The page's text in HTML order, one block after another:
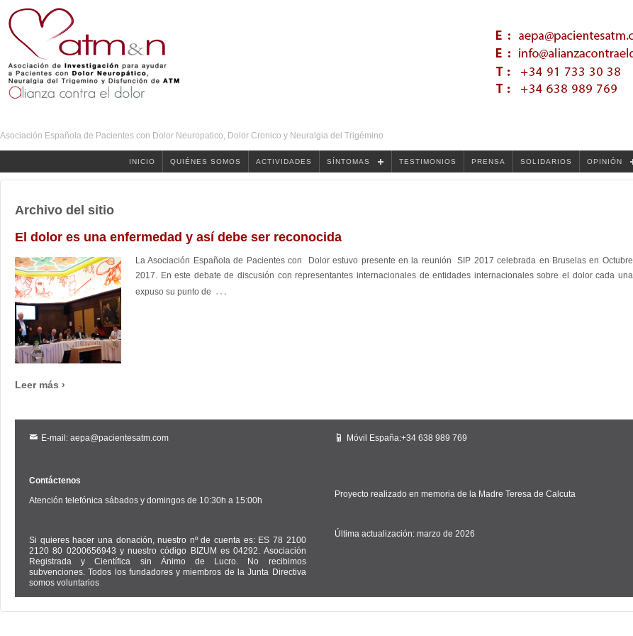
Asociación Española de Pacientes con Dolor Neuropatico, Dolor Cronico y Neuralgia del Trigémino
INICIO QUIÉNES SOMOS ACTIVIDADES SÍNTOMAS TESTIMONIOS PRENSA SOLIDARIOS OPINIÓN
Archivo del sitio
El dolor es una enfermedad y así debe ser reconocida
La Asociación Española de Pacientes con Dolor estuvo presente en la reunión SIP 2017 celebrada en Bruselas en Octubre
2017. En este debate de discusión con representantes internacionales de entidades internacionales sobre el dolor cada una
expuso su punto de …
Leer más ›
E-mail: aepa@pacientesatm.com
Contáctenos
Atención telefónica sábados y domingos de 10:30h a 15:00h
Si quieres hacer una donación, nuestro nº de cuenta es: ES 78 2100
2120 80 0200656943 y nuestro código BIZUM es 04292. Asociación
Registrada y Científica sin Ánimo de Lucro. No recibimos
subvenciones. Todos los fundadores y miembros de la Junta Directiva
somos voluntarios
Móvil España:+34 638 989 769
Proyecto realizado en memoria de la Madre Teresa de Calcuta
Última actualización: marzo de 2026